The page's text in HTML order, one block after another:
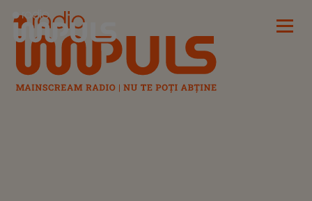
Radio Impuls